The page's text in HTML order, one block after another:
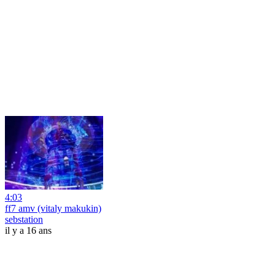
4:03
ff7 amv (vitaly makukin)
sebstation
il y a 16 ans